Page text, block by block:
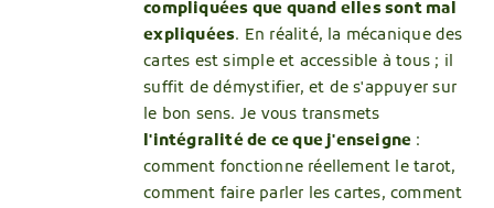
compliquées que quand elles sont mal
expliquées. En réalité, la mécanique des
cartes est simple et accessible à tous ; il
suffit de démystifier, et de s'appuyer sur
le bon sens. Je vous transmets
l'intégralité de ce que j'enseigne :
comment fonctionne réellement le tarot,
comment faire parler les cartes, comment